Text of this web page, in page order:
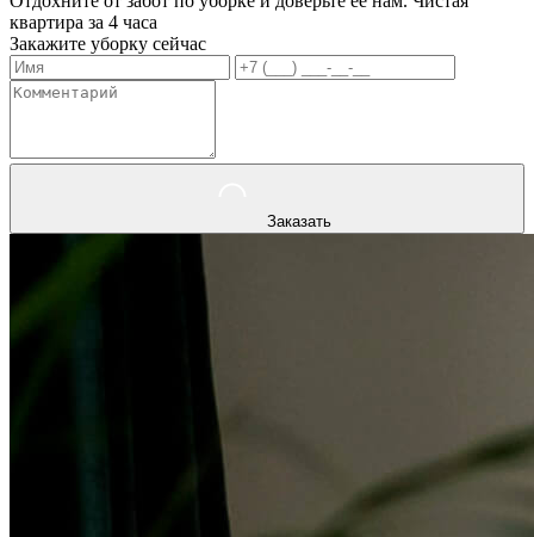
квартира за 4 часа
Закажите уборку сейчас
Заказать